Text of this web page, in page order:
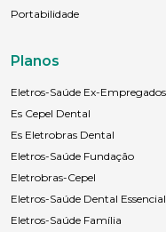
Portabilidade
Planos
Eletros-Saúde Ex-Empregados
Es Cepel Dental
Es Eletrobras Dental
Eletros-Saúde Fundação
Eletrobras-Cepel
Eletros-Saúde Dental Essencial
Eletros-Saúde Família